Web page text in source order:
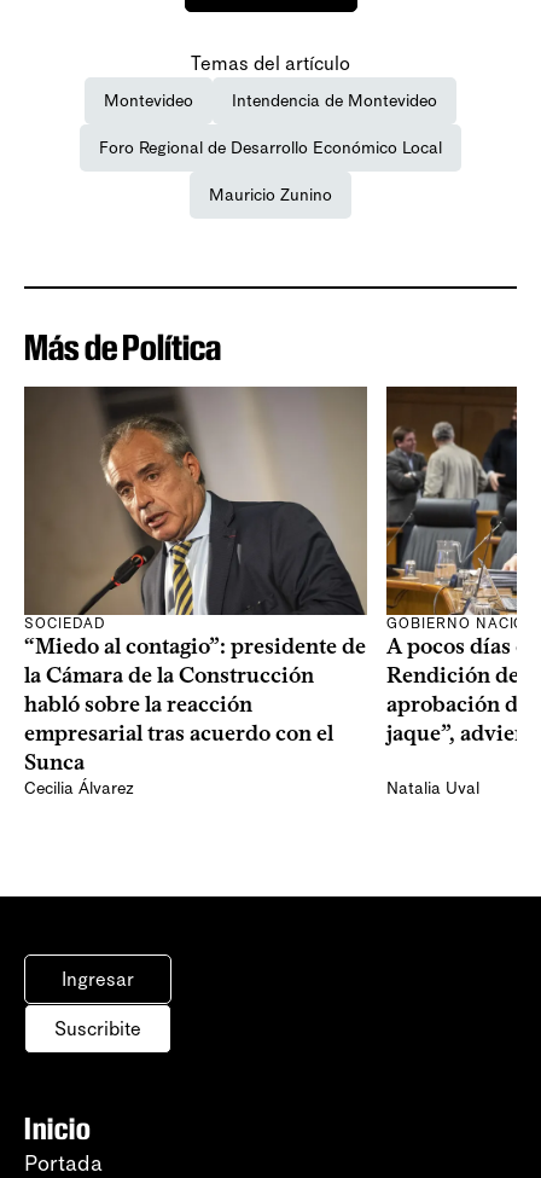
Temas del artículo
Montevideo Intendencia de Montevideo
Foro Regional de Desarrollo Económico Local
Mauricio Zunino
Más de Política
SOCIEDAD
“Miedo al contagio”: presidente de
la Cámara de la Construcción
habló sobre la reacción
empresarial tras acuerdo con el
Sunca
Cecilia Álvarez
GOBIERNO
A pocos días
Rendición de
aprobación del
jaque”,
Natalia Uval
Ingresar
Suscribite
Inicio
Portada